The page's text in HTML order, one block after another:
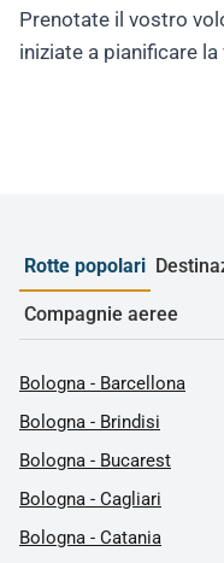
Prenotate il vostro
iniziate a pianificare
Rotte popolari
Compagnie aeree
Bologna - Barcellona
Bologna - Brindisi
Bologna - Bucarest
Bologna - Cagliari
Bologna - Catania